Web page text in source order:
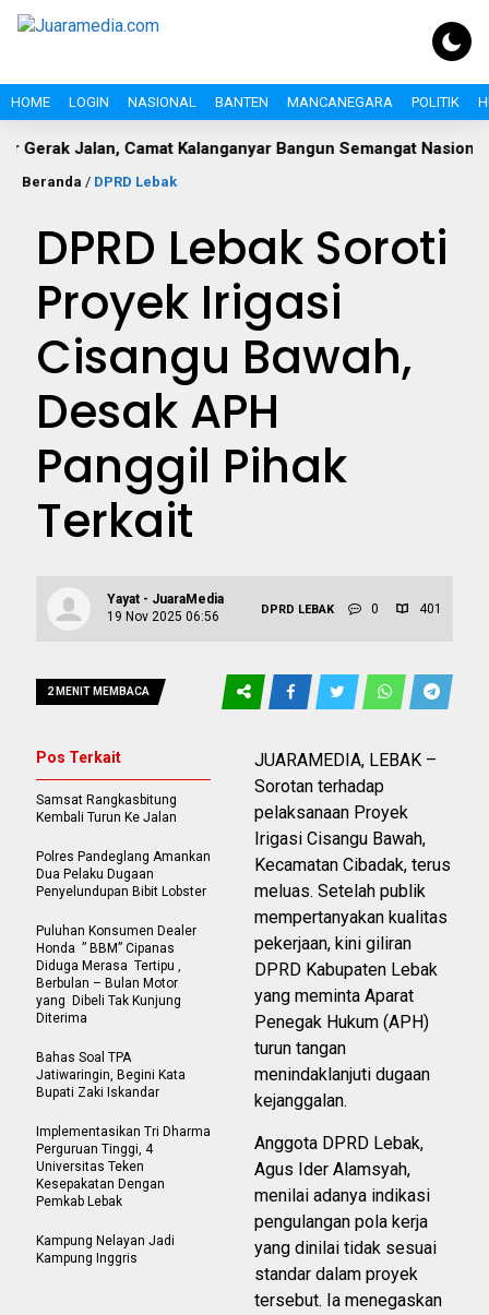
HOME LOGIN NASIONAL BANTEN MANCANEGARA POLITIK
Camat Kalanganyar Bangun Semangat Nasionalisme
Beranda / DPRD Lebak
DPRD Lebak Soroti
Proyek Irigasi
Cisangu Bawah,
Desak APH
Panggil Pihak
Terkait
Yayat - JuaraMedia
19 Nov 2025 06:56
DPRD LEBAK 0 401
2 MENIT MEMBACA
JUARAMEDIA, LEBAK –
Sorotan terhadap
pelaksanaan Proyek
Irigasi Cisangu Bawah,
Kecamatan Cibadak, terus
meluas. Setelah publik
mempertanyakan kualitas
pekerjaan, kini giliran
DPRD Kabupaten Lebak
yang meminta Aparat
Penegak Hukum (APH)
turun tangan
menindaklanjuti dugaan
kejanggalan.
Anggota DPRD Lebak,
Agus Ider Alamsyah,
menilai adanya indikasi
pengulangan pola kerja
yang dinilai tidak sesuai
standar dalam proyek
tersebut. Ia menegaskan
Pos Terkait
Samsat Rangkasbitung
Kembali Turun Ke Jalan
Polres Pandeglang Amankan
Dua Pelaku Dugaan
Penyelundupan Bibit Lobster
Puluhan Konsumen Dealer
Honda ” BBM” Cipanas
Diduga Merasa Tertipu ,
Berbulan – Bulan Motor
yang Dibeli Tak Kunjung
Diterima
Bahas Soal TPA
Jatiwaringin, Begini Kata
Bupati Zaki Iskandar
Implementasikan Tri Dharma
Perguruan Tinggi, 4
Universitas Teken
Kesepakatan Dengan
Pemkab Lebak
Kampung Nelayan Jadi
Kampung Inggris